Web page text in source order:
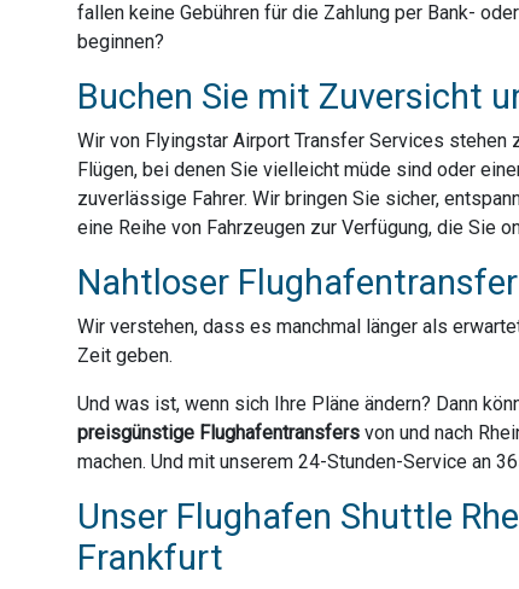
fallen keine Gebühren für die Zahlung per Bank-
beginnen?
Buchen Sie mit Zuversicht
Wir von Flyingstar Airport Transfer Services stehen
Flügen, bei denen Sie vielleicht müde sind oder
zuverlässige Fahrer. Wir bringen Sie sicher,
eine Reihe von Fahrzeugen zur Verfügung, die Sie
Nahtloser
Wir verstehen, dass es manchmal länger als
Zeit geben.
Und was ist, wenn sich Ihre Pläne ändern? Dann
preisgünstige Flughafentransfers von und nach
machen. Und mit unserem 24-Stunden-Service an
Unser Flughafen Shuttle
Frankfurt